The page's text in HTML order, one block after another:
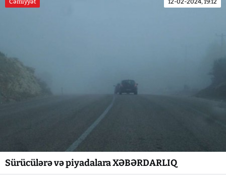
Sürücülərə və piyadalara XƏBƏRDARLIQ